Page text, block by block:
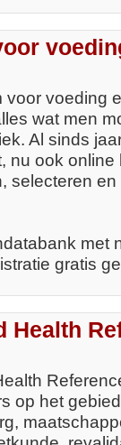
voor voeding
wat men
Al sinds
nu ook
selecteren
met
gratis
Health
op het